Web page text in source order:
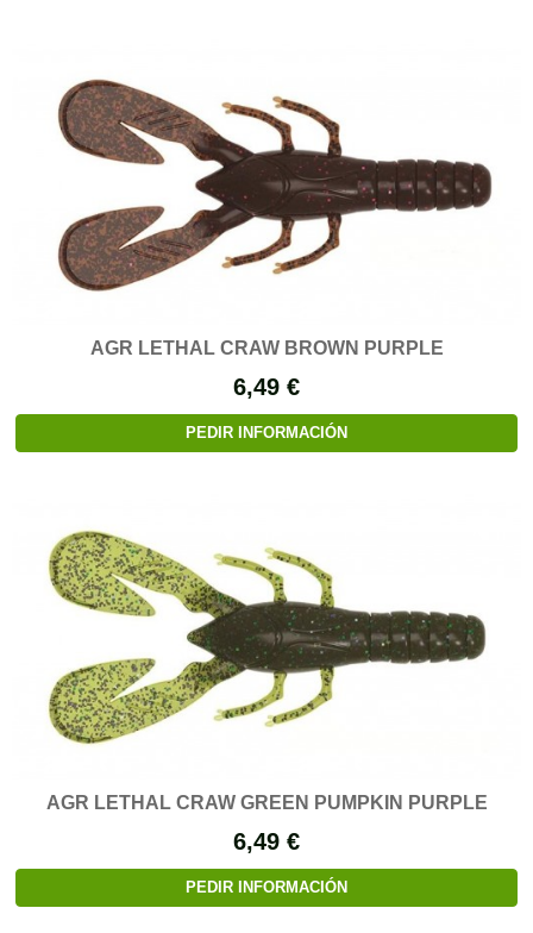
AGR LETHAL CRAW BROWN PURPLE
6,49 €
PEDIR INFORMACIÓN
AGR LETHAL CRAW GREEN PUMPKIN PURPLE
6,49 €
PEDIR INFORMACIÓN